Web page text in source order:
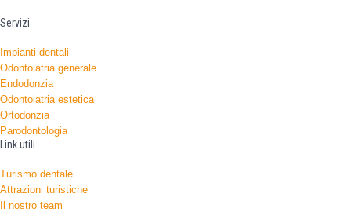
Servizi
Impianti dentali
Odontoiatria generale
Endodonzia
Odontoiatria estetica
Ortodonzia
Parodontologia
Link utili
Turismo dentale
Attrazioni turistiche
Il nostro team